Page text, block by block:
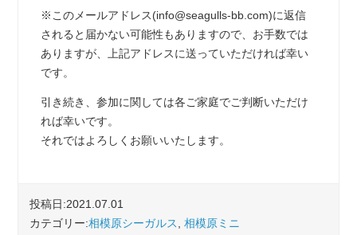
※このメールアドレス(info@seagulls-bb.com)に返信
されると届かない可能性もありますので、お手数では
ありますが、上記アドレスに送っていただければ幸い
です。
引き続き、参加に関しては各ご家庭でご判断いただけ
れば幸いです。
それではよろしくお願いいたします。
投稿日:2021.07.01
カテゴリー:相模原シーガルス 相模原ミニ